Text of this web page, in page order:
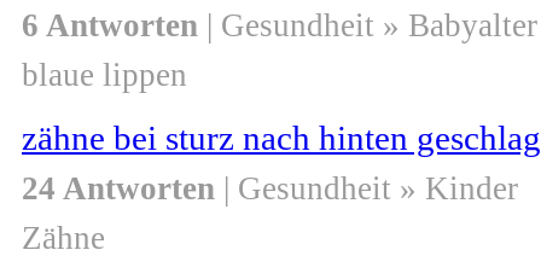
6 Antworten | Gesundheit » Babyalter
blaue lippen
zähne bei sturz nach hinten
24 Antworten | Gesundheit » Kinder
Zähne